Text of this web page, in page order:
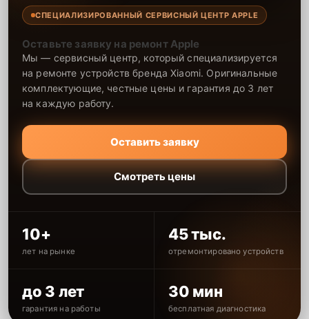
СПЕЦИАЛИЗИРОВАННЫЙ СЕРВИСНЫЙ ЦЕНТР APPLE
Оставьте заявку на ремонт Apple
Мы — сервисный центр, который специализируется
на ремонте устройств бренда Xiaomi. Оригинальные
комплектующие, честные цены и гарантия до 3 лет
на каждую работу.
Оставить заявку
Смотреть цены
10+
лет на рынке
45 тыс.
отремонтировано устройств
до 3 лет
гарантия на работы
30 мин
бесплатная диагностика